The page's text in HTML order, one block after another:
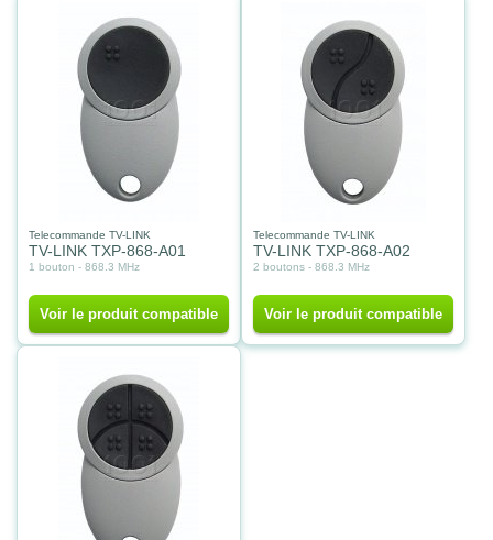
Telecommande TV-LINK
TV-LINK TXP-868-A01
1 bouton - 868.3 MHz
Voir le produit compatible
Telecommande TV-LINK
TV-LINK TXP-868-A02
2 boutons - 868.3 MHz
Voir le produit compatible